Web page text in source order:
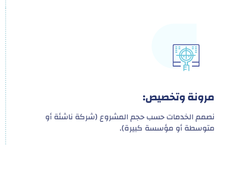
مرونة وتخصيص:
نصمم الخدمات حسب حجم المشروع (شركة ناشئة أو
متوسطة أو مؤسسة كبيرة).